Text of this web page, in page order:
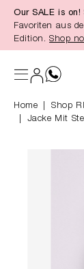
springen
Our SALE is on!
Favoriten aus
Edition. Shop
Home Shop
Jacke Mit